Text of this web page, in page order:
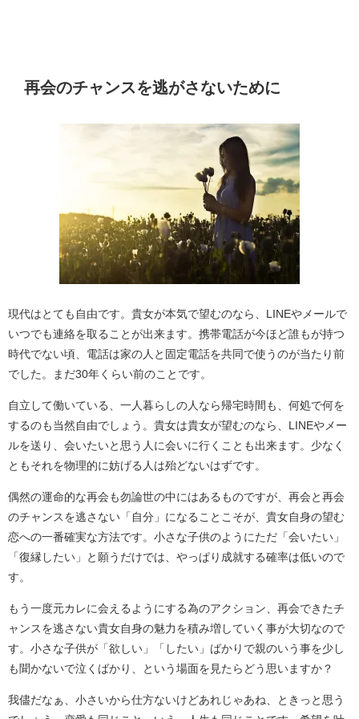
再会のチャンスを逃がさないために
現代はとても自由です。貴女が本気で望むのなら、LINEやメールで
いつでも連絡を取ることが出来ます。携帯電話が今ほど誰もが持つ
時代でない頃、電話は家の人と固定電話を共同で使うのが当たり前
でした。まだ30年くらい前のことです。
自立して働いている、一人暮らしの人なら帰宅時間も、何処で何を
するのも当然自由でしょう。貴女は貴女が望むのなら、LINEやメー
ルを送り、会いたいと思う人に会いに行くことも出来ます。少なく
ともそれを物理的に妨げる人は殆どないはずです。
偶然の運命的な再会も勿論世の中にはあるものですが、再会と再会
のチャンスを逃さない「自分」になることこそが、貴女自身の望む
恋への一番確実な方法です。小さな子供のようにただ「会いたい」
「復縁したい」と願うだけでは、やっぱり成就する確率は低いので
す。
もう一度元カレに会えるようにする為のアクション、再会できたチ
ャンスを逃さない貴女自身の魅力を積み増していく事が大切なので
す。小さな子供が「欲しい」「したい」ばかりで親のいう事を少し
も聞かないで泣くばかり、という場面を見たらどう思いますか？
我儘だなぁ、小さいから仕方ないけどあれじゃあね、ときっと思う